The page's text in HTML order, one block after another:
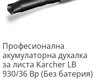
Професионална
акумулаторна духалка
за листа Karcher LB
930/36 Bp (Без батерия)